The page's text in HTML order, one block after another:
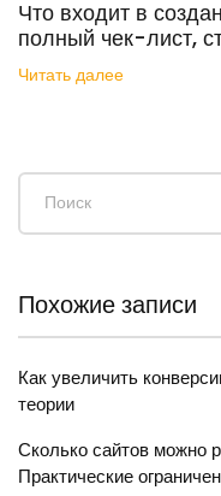
Что входит в
полный чек-лист,
Читать далее
Похожие записи
Как увеличить
теории
Сколько сайтов можно
Практические